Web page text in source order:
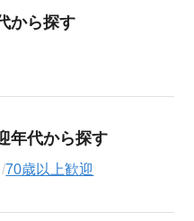
から探す
年代から探す
70歳以上歓迎